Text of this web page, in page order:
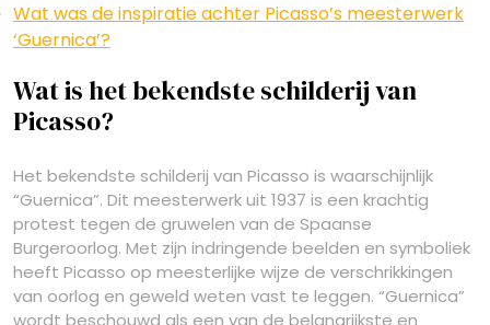
Wat was de inspiratie achter Picasso’s meesterwerk
‘Guernica’?
Wat is het bekendste schilderij van
Picasso?
Het bekendste schilderij van Picasso is waarschijnlijk
“Guernica”. Dit meesterwerk uit 1937 is een krachtig
protest tegen de gruwelen van de Spaanse
Burgeroorlog. Met zijn indringende beelden en symboliek
heeft Picasso op meesterlijke wijze de verschrikkingen
van oorlog en geweld weten vast te leggen. “Guernica”
wordt beschouwd als een van de belangrijkste en